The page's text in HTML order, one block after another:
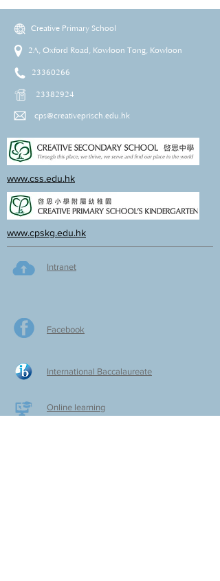
Creative Primary School
2A, Oxford Road, Kowloon Tong, Kowloon
23360266
23382924
cps@creativeprisch.edu.hk
www.css.edu.hk
www.cpskg.edu.hk
Intranet
Facebook
International Baccalaureate
Online learning